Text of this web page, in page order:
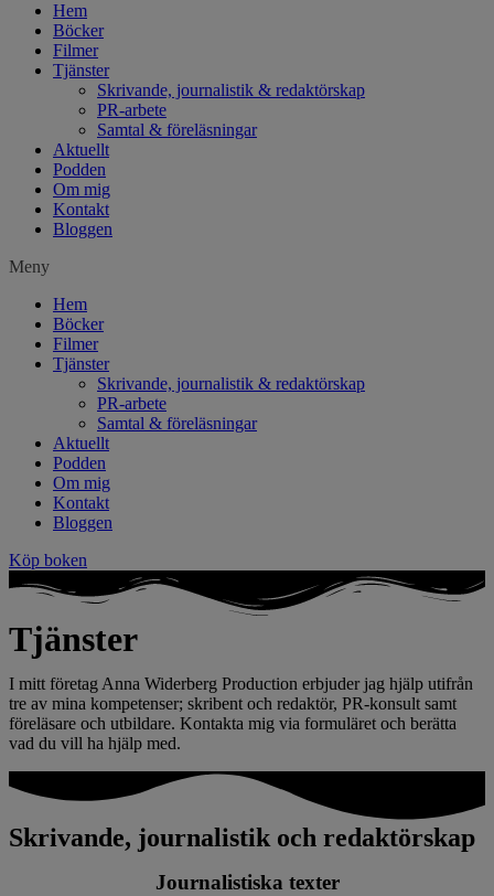
Hem
Böcker
Filmer
Tjänster
Skrivande, journalistik & redaktörskap
PR-arbete
Samtal & föreläsningar
Aktuellt
Podden
Om mig
Kontakt
Bloggen
Meny
Hem
Böcker
Filmer
Tjänster
Skrivande, journalistik & redaktörskap
PR-arbete
Samtal & föreläsningar
Aktuellt
Podden
Om mig
Kontakt
Bloggen
Köp boken
Tjänster
I mitt företag Anna Widerberg Production erbjuder jag hjälp utifrån
tre av mina kompetenser; skribent och redaktör, PR-konsult samt
föreläsare och utbildare. Kontakta mig via formuläret och berätta
vad du vill ha hjälp med.
Skrivande, journalistik och redaktörskap
Journalistiska texter